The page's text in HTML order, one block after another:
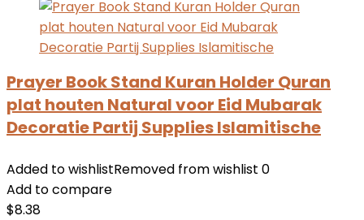
Prayer Book Stand Kuran Holder Quran
plat houten Natural voor Eid Mubarak
Decoratie Partij Supplies Islamitische
Added to wishlistRemoved from wishlist 0
Add to compare
$8.38